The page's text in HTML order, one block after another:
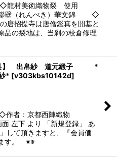
◇龍村美術織物裂 使用
壁（れんぺき）華文錦 ◇
招提寺は唐僧鑑真を開基と
品の裂地は、当刹の校倉修理
具】 出帛紗 道元緞子 *
* [v303kbs10142d]
者：京都西陣織物
左下 より 「新規登録」 あ
して頂きますと、『会員価
す。 ※※